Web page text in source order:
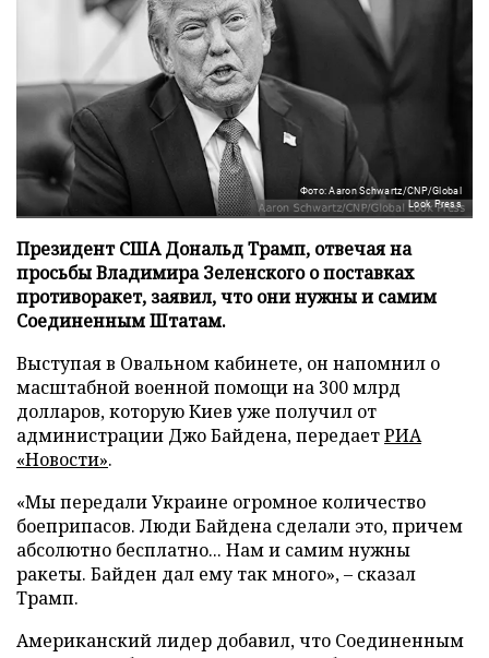
Фото: Aaron Schwartz/CNP/Global
Look Press
Президент США Дональд Трамп, отвечая на
просьбы Владимира Зеленского о поставках
противоракет, заявил, что они нужны и самим
Соединенным Штатам.
Выступая в Овальном кабинете, он напомнил о
масштабной военной помощи на 300 млрд
долларов, которую Киев уже получил от
администрации Джо Байдена, передаетРИА
«Новости».
«Мы передали Украине огромное количество
боеприпасов. Люди Байдена сделали это, причем
абсолютно бесплатно... Нам и самим нужны
ракеты. Байден дал ему так много», – сказал
Трамп.
Американский лидер добавил, что Соединенным